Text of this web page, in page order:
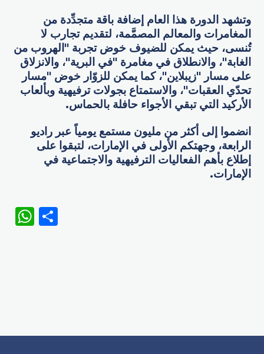
وتشهد الدورة هذا العام إضافة باقة متجدِّدة من
المغامرات والمعالم المصمَّمة، لتقديم تجارب لا
تُنسى، حيث يمكن للضيوف خوض تجربة "الهروب من
الغابة"، والانطلاق في مغامرة "في البرية"، والانزلاق
على مسار "زيبلاين"، كما يمكن للزوّار خوض "مسار
تحدّي العقبات"، والاستمتاع بجولات ترفيهية وبألعاب
الأركيد التي تبقي الأجواء حافلة بالحماس.
انضموا إلى أكثر من مليون مستمع يومياً عبر راديو
الرابعة، وجهتكم الأولى في الإمارات، لتبقوا على
إطلاع بأهم الفعاليات الترفيهية والاجتماعية في
الإمارات.
WhatsApp